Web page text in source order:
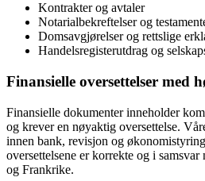
Kontrakter og avtaler
Notarialbekreftelser og
Domsavgjørelser og rettslige
Handelsregisterutdrag og
Finansielle oversettelser med
Finansielle dokumenter inneholder
og krever en nøyaktig oversettelse.
innen bank, revisjon og
oversettelsene er korrekte og i
og Frankrike.